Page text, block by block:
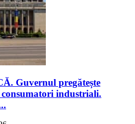
Guvernul pregătește
industriali.